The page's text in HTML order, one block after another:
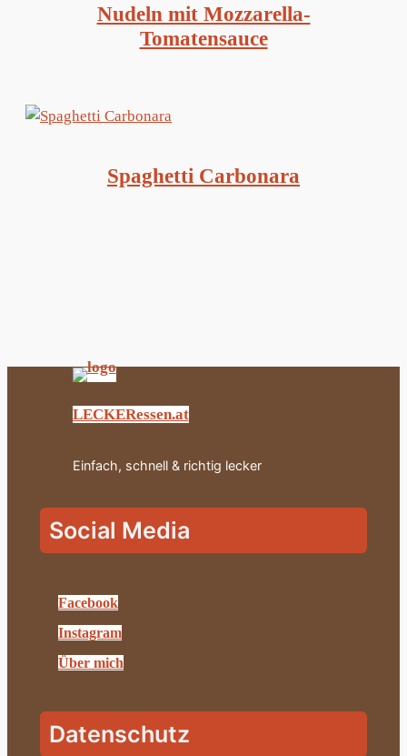
Nudeln mit Mozzarella-
Tomatensauce
Spaghetti Carbonara
LECKERessen.at
Einfach, schnell & richtig lecker
Social Media
Facebook
Instagram
Über mich
Datenschutz